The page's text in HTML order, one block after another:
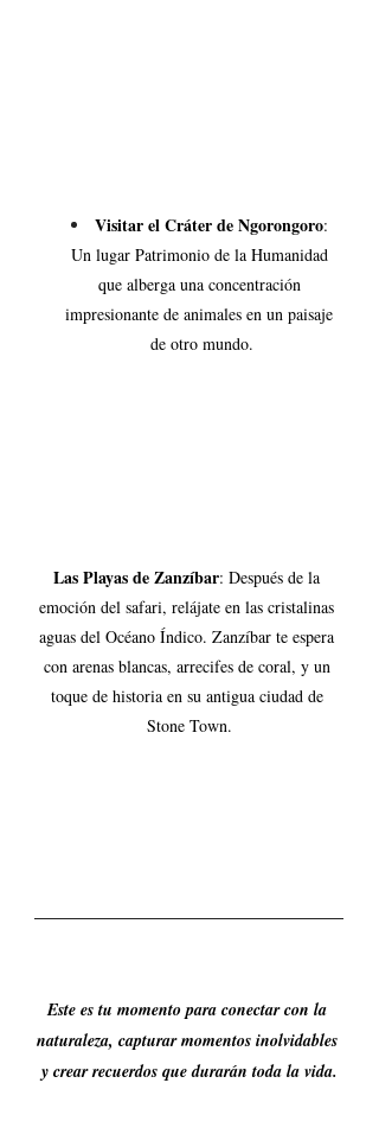
Visitar el Cráter de Ngorongoro:
Un lugar Patrimonio de la Humanidad
que alberga una concentración
impresionante de animales en un paisaje
de otro mundo.
Las Playas de Zanzíbar: Después de la
emoción del safari, relájate en las cristalinas
aguas del Océano Índico. Zanzíbar te espera
con arenas blancas, arrecifes de coral, y un
toque de historia en su antigua ciudad de
Stone Town.
Este es tu momento para conectar con la
naturaleza, capturar momentos inolvidables
y crear recuerdos que durarán toda la vida.